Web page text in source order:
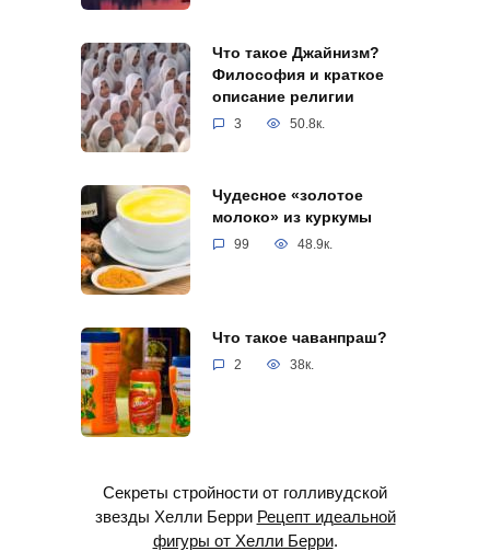
Что такое Джайнизм?
Философия и краткое
описание религии
3 50.8к.
Чудесное «золотое
молоко» из куркумы
99 48.9к.
Что такое чаванпраш?
2 38к.
Секреты стройности от голливудской
звезды Хелли Берри Рецепт идеальной
фигуры от Хелли Берри.